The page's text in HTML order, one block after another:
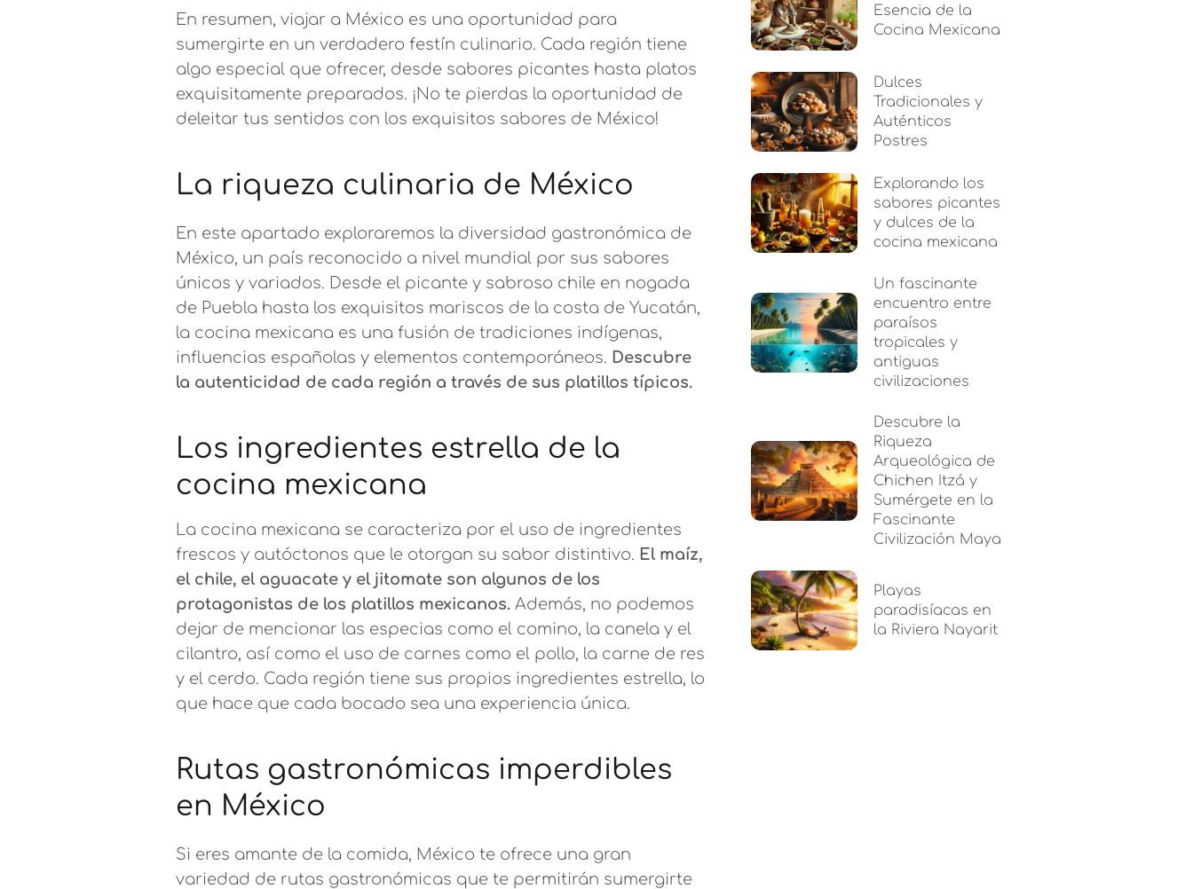
En resumen, viajar a México es una oportunidad para
sumergirte en un verdadero festín culinario. Cada región tiene
algo especial que ofrecer, desde sabores picantes hasta platos
exquisitamente preparados. ¡No te pierdas la oportunidad de
deleitar tus sentidos con los exquisitos sabores de México!
La riqueza culinaria de México
En este apartado exploraremos la diversidad gastronómica de
México, un país reconocido a nivel mundial por sus sabores
únicos y variados. Desde el picante y sabroso chile en nogada
de Puebla hasta los exquisitos mariscos de la costa de Yucatán,
la cocina mexicana es una fusión de tradiciones indígenas,
influencias españolas y elementos contemporáneos. Descubre
la autenticidad de cada región a través de sus platillos típicos.
Los ingredientes estrella de la
cocina mexicana
La cocina mexicana se caracteriza por el uso de ingredientes
frescos y autóctonos que le otorgan su sabor distintivo. El maíz,
el chile, el aguacate y el jitomate son algunos de los
protagonistas de los platillos mexicanos. Además, no podemos
dejar de mencionar las especias como el comino, la canela y el
cilantro, así como el uso de carnes como el pollo, la carne de res
y el cerdo. Cada región tiene sus propios ingredientes estrella, lo
que hace que cada bocado sea una experiencia única.
Rutas gastronómicas imperdibles
en México
Si eres amante de la comida, México te ofrece una gran
variedad de rutas gastronómicas que te permitirán sumergirte
Esencia de la
Cocina Mexicana
Dulces
Tradicionales y
Auténticos
Postres
Explorando los
sabores picantes
y dulces de la
cocina mexicana
Un fascinante
encuentro entre
paraísos
tropicales y
antiguas
civilizaciones
Descubre la
Riqueza
Arqueológica de
Chichen Itzá y
Sumérgete en la
Fascinante
Civilización Maya
Playas
paradisíacas en
la Riviera Nayarit